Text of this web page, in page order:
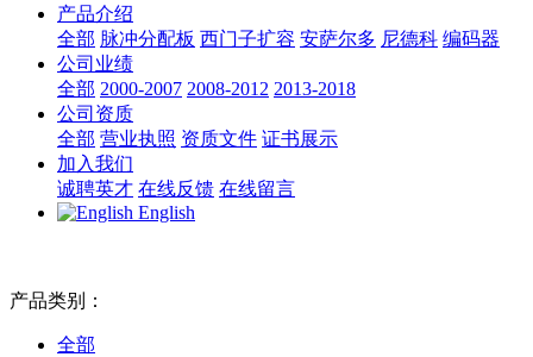
产品介绍
全部 脉冲分配板 西门子扩容 安萨尔多 尼德科 编码器
公司业绩
全部 2000-2007 2008-2012 2013-2018
公司资质
全部 营业执照 资质文件 证书展示
加入我们
诚聘英才 在线反馈 在线留言
English
产品类别：
全部